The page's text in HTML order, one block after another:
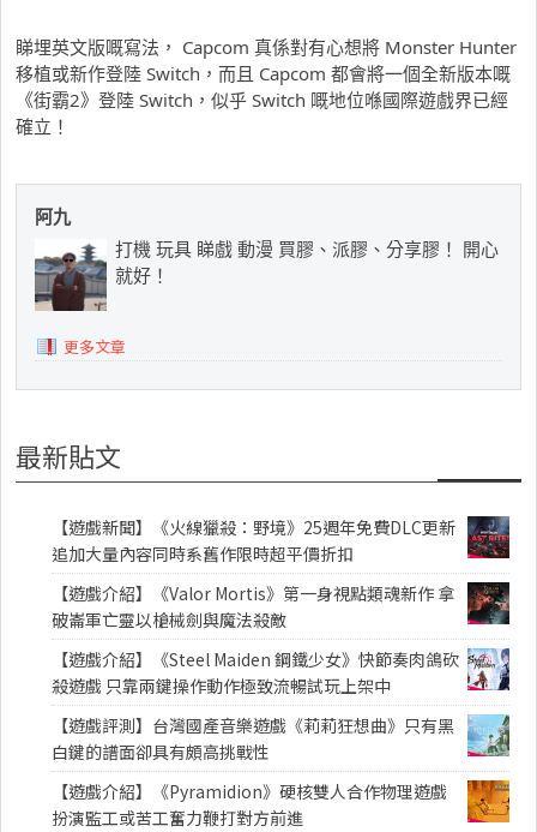
睇埋英文版嘅寫法， Capcom 真係對有心想將 Monster Hunter
移植或新作登陸 Switch，而且 Capcom 都會將一個全新版本嘅
《街霸2》登陸 Switch，似乎 Switch 嘅地位喺國際遊戲界已經
確立！
阿九
打機 玩具 睇戲 動漫 買膠、派膠、分享膠！ 開心
就好！
更多文章
最新貼文
【遊戲新聞】《火線獵殺：野境》25週年免費DLC更新
追加大量內容同時系舊作限時超平價折扣
【遊戲介紹】《Valor Mortis》第一身視點類魂新作 拿
破崙軍亡靈以槍械劍與魔法殺敵
【遊戲介紹】《Steel Maiden 鋼鐵少女》快節奏肉鴿砍
殺遊戲 只靠兩鍵操作動作極致流暢試玩上架中
【遊戲評測】台灣國產音樂遊戲《莉莉狂想曲》只有黑
白鍵的譜面卻具有頗高挑戰性
【遊戲介紹】《Pyramidion》硬核雙人合作物理遊戲
扮演監工或苦工奮力鞭打對方前進